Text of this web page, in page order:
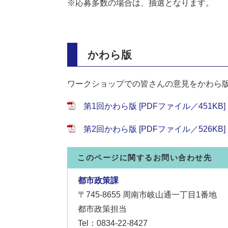
※応募多数の場合は、抽選となります。
かわら版
ワークショップでの皆さんの意見をかわら
第1回かわら版 [PDFファイル／451KB]
第2回かわら版 [PDFファイル／526KB]
このページに関するお問い合わせ先
都市政策課
〒745-8655 周南市岐山通一丁目1番地
都市政策担当
Tel：0834-22-8427